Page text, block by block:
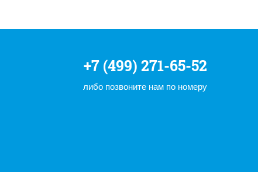
+7 (499) 271-65-52
либо позвоните нам по номеру